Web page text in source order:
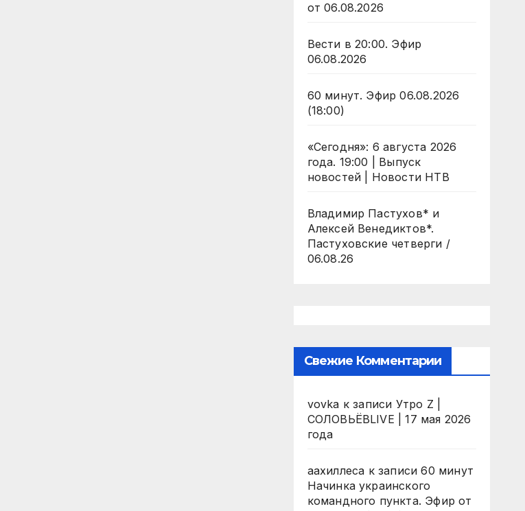
от 06.08.2026
Вести в 20:00. Эфир
06.08.2026
60 минут. Эфир 06.08.2026
(18:00)
«Сегодня»: 6 августа 2026
года. 19:00 | Выпуск
новостей | Новости НТВ
Владимир Пастухов* и
Алексей Венедиктов*.
Пастуховские четверги /
06.08.26
Свежие Комментарии
vovka к записи Утро Z |
СОЛОВЬЁВLIVE | 17 мая 2026
года
аахиллеса к записи60 минут
Начинка украинского
командного пункта. Эфир от